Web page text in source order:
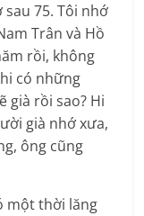
sau 75. Tôi nhớ
Trân và Hồ
rồi, không
có những
già rồi sao? Hi
già nhớ xưa,
ông cũng
một thời lăng